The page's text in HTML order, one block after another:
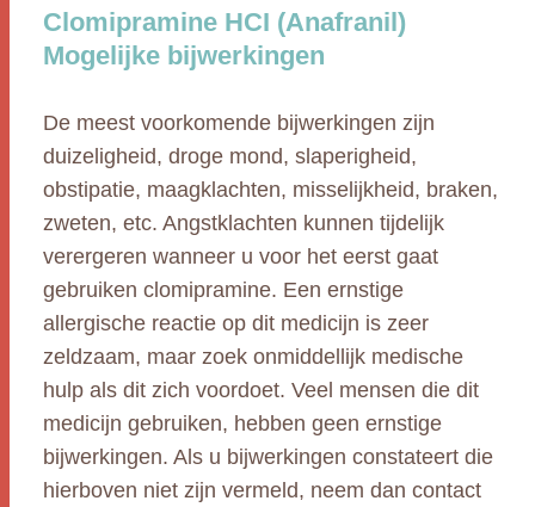
Clomipramine HCI (Anafranil)
Mogelijke bijwerkingen
De meest voorkomende bijwerkingen zijn
duizeligheid, droge mond, slaperigheid,
obstipatie, maagklachten, misselijkheid, braken,
zweten, etc. Angstklachten kunnen tijdelijk
verergeren wanneer u voor het eerst gaat
gebruiken clomipramine. Een ernstige
allergische reactie op dit medicijn is zeer
zeldzaam, maar zoek onmiddellijk medische
hulp als dit zich voordoet. Veel mensen die dit
medicijn gebruiken, hebben geen ernstige
bijwerkingen. Als u bijwerkingen constateert die
hierboven niet zijn vermeld, neem dan contact